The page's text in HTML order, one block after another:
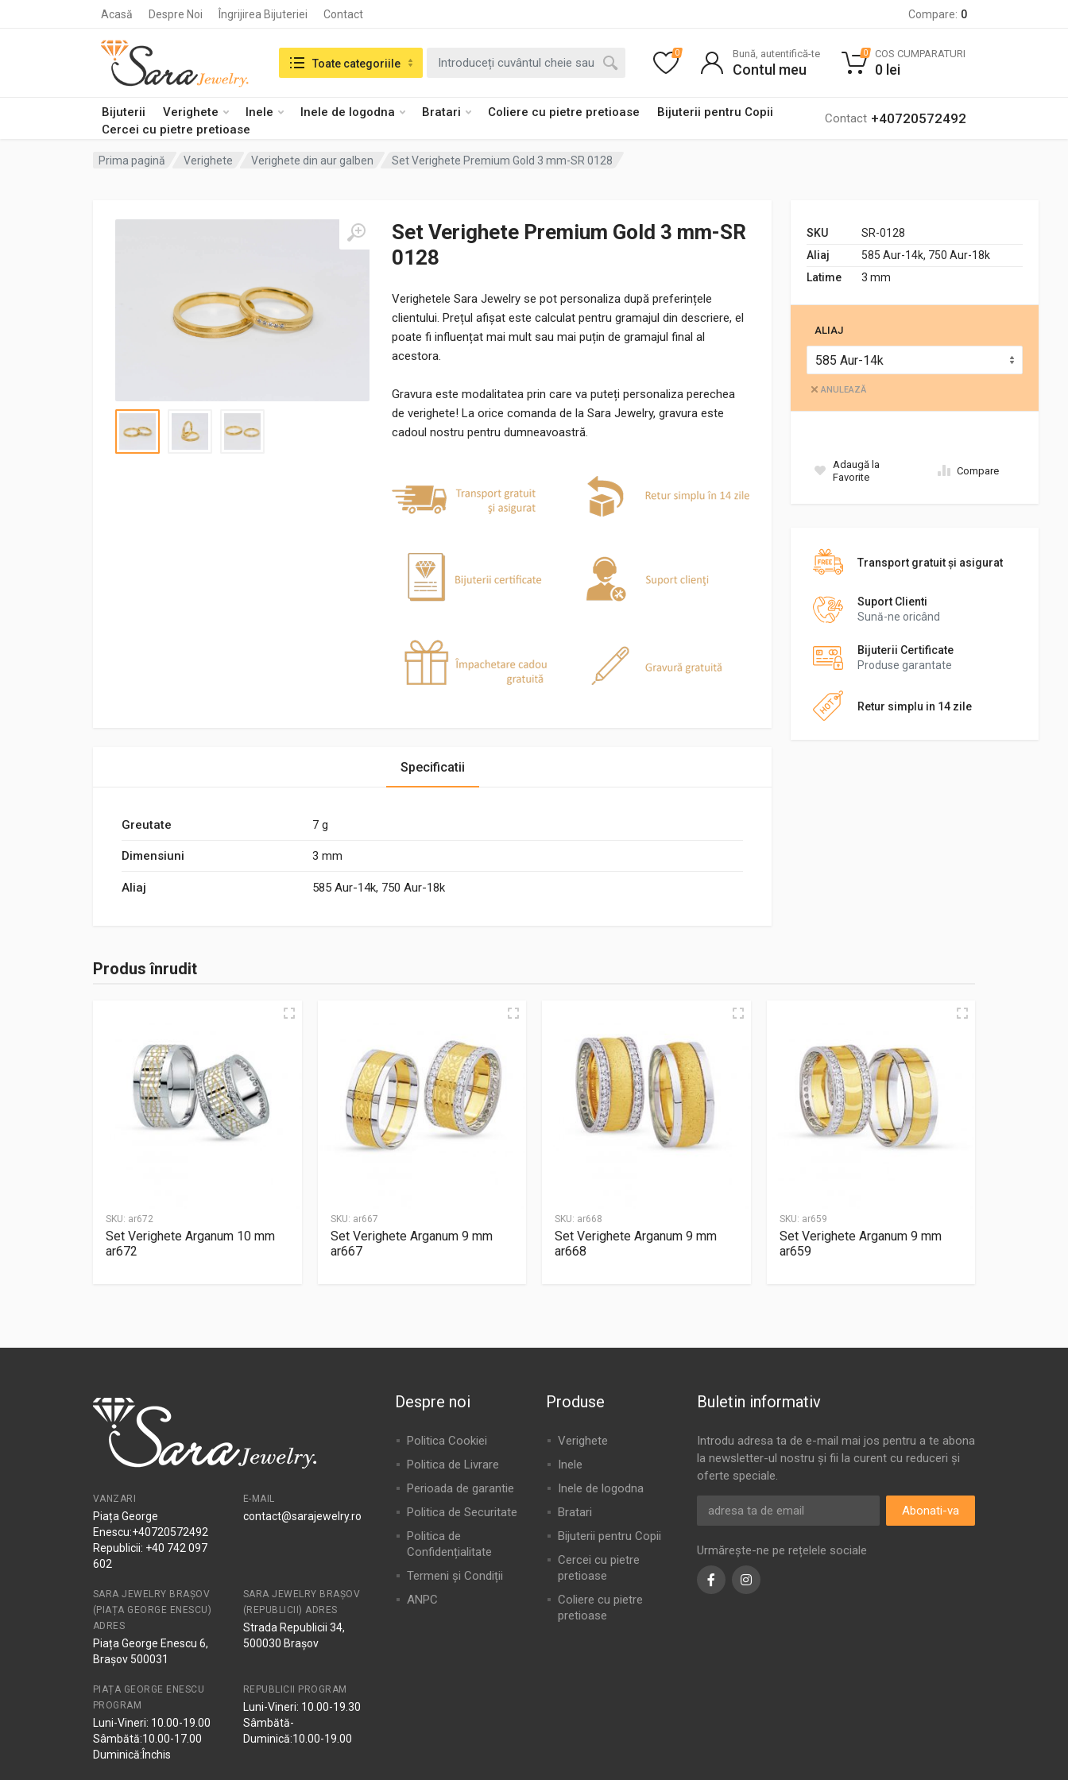
Acasă Despre Noi Îngrijirea Bijuteriei Contact Compare: 0
Bijuterii Verighete Inele Inele de logodna Bratari Coliere cu pietre pretioase
Bijuterii pentru Copii
Cercei cu pietre pretioase
Contact +40720572492
Search in:Toate categoriile
0 Bună, autentifică-te
Contul meu
0 COS CUMPARATURI
0 lei
Prima pagină Verighete Verighete din aur galben Set Verighete Premium Gold 3 mm-SR 0128
Set Verighete Premium Gold 3 mm-SR
0128
Verighetele Sara Jewelry se pot personaliza după preferințele
clientului. Prețul afișat este calculat pentru gramajul din descriere, el
poate fi influențat mai mult sau mai puțin de gramajul final al
acestora.
Gravura este modalitatea prin care va puteți personaliza perechea
de verighete! La orice comanda de la Sara Jewelry, gravura este
cadoul nostru pentru dumneavoastră.
SKU
SR-0128
Aliaj
585 Aur-14k, 750 Aur-18k
Latime
3 mm
ALIAJ
ANULEAZĂ
Adaugă la
Favorite
Compare
Transport gratuit şi asigurat
Suport Clienti
Sună-ne oricând
Bijuterii Certificate
Produse garantate
Retur simplu in 14 zile
Specificatii
Greutate 7 g
Dimensiuni 3 mm
Aliaj 585 Aur-14k, 750 Aur-18k
Produs înrudit
SKU: ar672
Set Verighete Arganum 10 mm
ar672
SKU: ar667
Set Verighete Arganum 9 mm
ar667
SKU: ar668
Set Verighete Arganum 9 mm
ar668
SKU: ar659
Set Verighete Arganum 9 mm
ar659
VANZARI
Piața George
Enescu:+40720572492
Republicii: +40 742 097
602
E-MAIL
contact@sarajewelry.ro
SARA JEWELRY BRAȘOV
(PIAȚA GEORGE ENESCU)
ADRES
Piața George Enescu 6,
Brașov 500031
SARA JEWELRY BRAȘOV
(REPUBLICII) ADRES
Strada Republicii 34,
500030 Brașov
PIAȚA GEORGE ENESCU
PROGRAM
Luni-Vineri: 10.00-19.00
Sâmbătă:10.00-17.00
Duminică:Închis
REPUBLICII PROGRAM
Luni-Vineri: 10.00-19.30
Sâmbătă-
Duminică:10.00-19.00
Despre noi
Politica Cookiei
Politica de Livrare
Perioada de garantie
Politica de Securitate
Politica de
Confidențialitate
Termeni și Condiții
ANPC
Produse
Verighete
Inele
Inele de logodna
Bratari
Bijuterii pentru Copii
Cercei cu pietre
pretioase
Coliere cu pietre
pretioase
Buletin informativ
Introdu adresa ta de e-mail mai jos pentru a te abona
la newsletter-ul nostru și fii la curent cu reduceri și
oferte speciale.
Abonati-va
Urmărește-ne pe rețelele sociale
FacebookInstagram